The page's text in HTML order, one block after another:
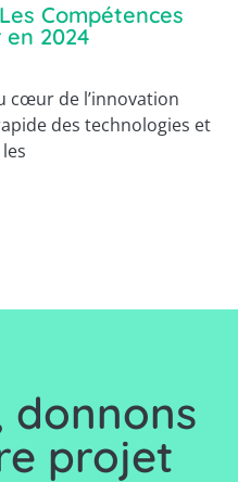
Compétences
2024
cœur de l’innovation
des technologies et
donnons
projet